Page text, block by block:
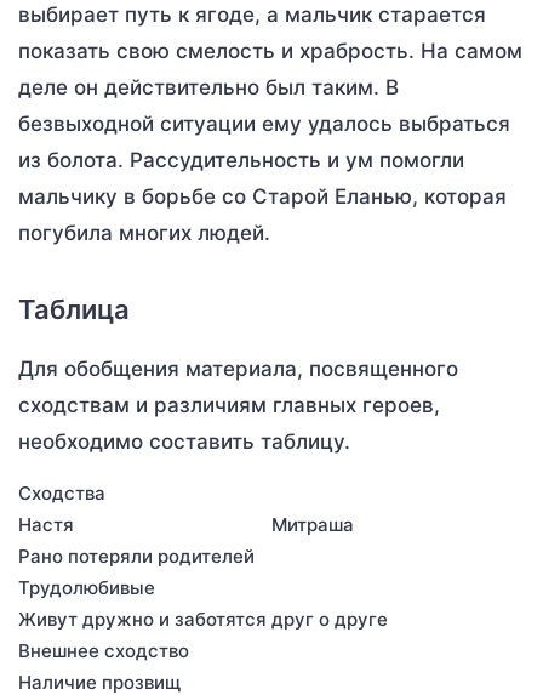
выбирает путь к ягоде, а мальчик старается
показать свою смелость и храбрость. На самом
деле он действительно был таким. В
безвыходной ситуации ему удалось выбраться
из болота. Рассудительность и ум помогли
мальчику в борьбе со Старой Еланью, которая
погубила многих людей.
Таблица
Для обобщения материала, посвященного
сходствам и различиям главных героев,
необходимо составить таблицу.
Сходства
Настя
Митраша
Рано потеряли родителей
Трудолюбивые
Живут дружно и заботятся друг о друге
Внешнее сходство
Наличие прозвищ